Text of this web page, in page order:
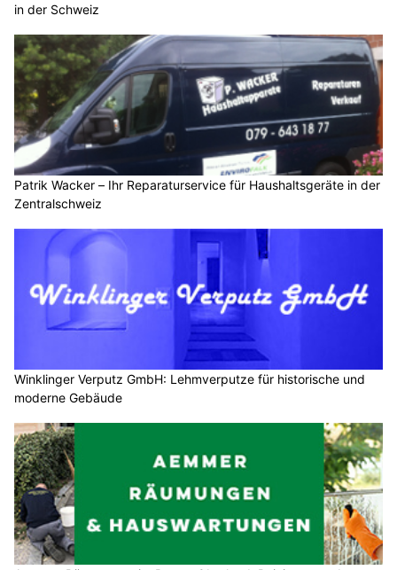
in der Schweiz
Patrik Wacker – Ihr Reparaturservice für Haushaltsgeräte in der
Zentralschweiz
Winklinger Verputz GmbH: Lehmverputze für historische und
moderne Gebäude